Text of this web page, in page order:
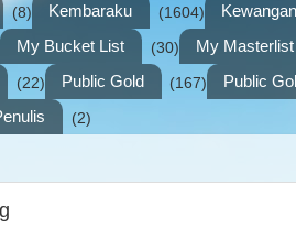
(8) Kembaraku (1604) Kewangan
My Bucket List (30) My
(22) Public Gold (167) Public
(2)